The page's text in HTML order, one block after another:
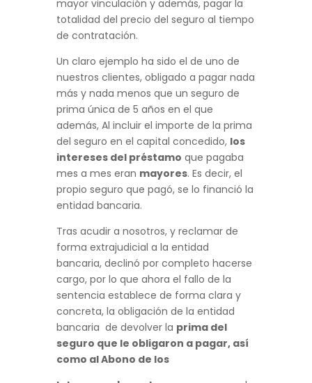
mayor vinculación y además, pagar la
totalidad del precio del seguro al tiempo
de contratación.
Un claro ejemplo ha sido el de uno de
nuestros clientes, obligado a pagar nada
más y nada menos que un seguro de
prima única de 5 años en el que
además, Al incluir el importe de la prima
del seguro en el capital concedido, los
intereses del préstamo que pagaba
mes a mes eran mayores. Es decir, el
propio seguro que pagó, se lo financió la
entidad bancaria.
Tras acudir a nosotros, y reclamar de
forma extrajudicial a la entidad
bancaria, declinó por completo hacerse
cargo, por lo que ahora el fallo de la
sentencia establece de forma clara y
concreta, la obligación de la entidad
bancaria de devolver la prima del
seguro que le obligaron a pagar, así
como al Abono de los